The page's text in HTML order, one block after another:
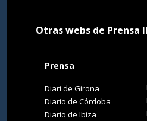
Otras webs de Prensa
Prensa
Diari de Girona
Diario de Córdoba
Diario de Ibiza